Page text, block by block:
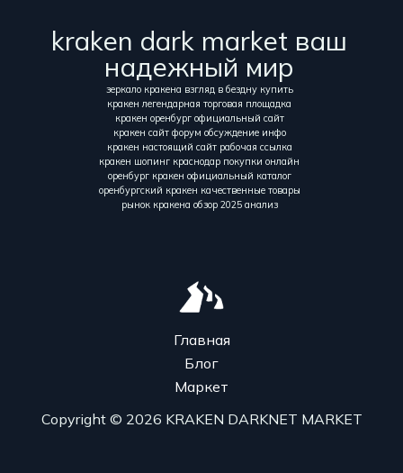
kraken dark market ваш
надежный мир
зеркало кракена взгляд в бездну купить
кракен легендарная торговая площадка
кракен оренбург официальный сайт
кракен сайт форум обсуждение инфо
кракен настоящий сайт рабочая ссылка
кракен шопинг краснодар покупки онлайн
оренбург кракен официальный каталог
оренбургский кракен качественные товары
рынок кракена обзор 2025 анализ
Главная
Блог
Маркет
Copyright © 2026 KRAKEN DARKNET MARKET